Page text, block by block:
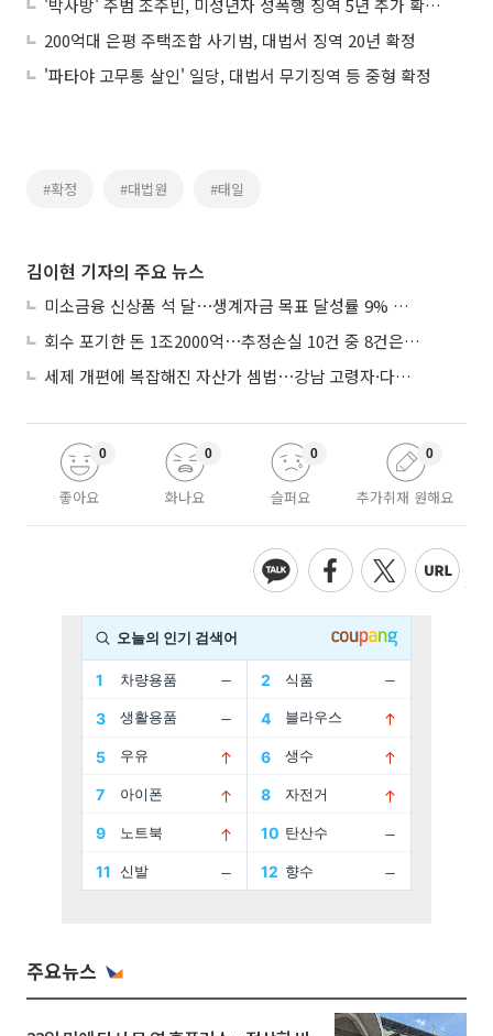
200억대 은평 주택조합 사기범, 대법서 징역 20년 확정
'파타야 고무통 살인' 일당, 대법서 무기징역 등 중형 확정
#확정 #대법원 #태일
김이현 기자의 주요 뉴스
미소금융 신상품 석 달⋯생계자금 목표 달성률 9% 그쳐
회수 포기한 돈 1조2000억⋯추정손실 10건 중 8건은 기업대출
세제 개편에 복잡해진 자산가 셈법⋯강남 고령자·다주택자 ‘자산재편 고심’
좋아요
0
화나요
0
슬퍼요
0
추가취재 원해요
0
주요뉴스